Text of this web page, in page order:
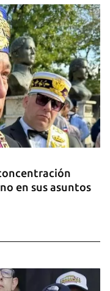
en sus asuntos